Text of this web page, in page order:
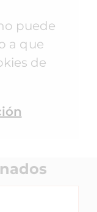
puede
a que
de